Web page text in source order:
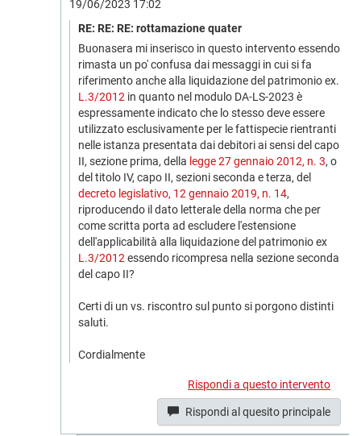
19/06/2023 17:02
RE: RE: RE: rottamazione quater
Buonasera mi inserisco in questo intervento essendo
rimasta un po' confusa dai messaggi in cui si fa
riferimento anche alla liquidazione del patrimonio ex.
L.3/2012 in quanto nel modulo DA-LS-2023 è
espressamente indicato che lo stesso deve essere
utilizzato esclusivamente per le fattispecie rientranti
nelle istanza presentata dai debitori ai sensi del capo
II, sezione prima, della legge 27 gennaio 2012, n. 3, o
del titolo IV, capo II, sezioni seconda e terza, del
decreto legislativo, 12 gennaio 2019, n. 14,
riproducendo il dato letterale della norma che per
come scritta porta ad escludere l'estensione
dell'applicabilità alla liquidazione del patrimonio ex
L.3/2012 essendo ricompresa nella sezione seconda
del capo II?
Certi di un vs. riscontro sul punto si porgono distinti
saluti.
Cordialmente
Rispondi a questo intervento
Rispondi al quesito principale